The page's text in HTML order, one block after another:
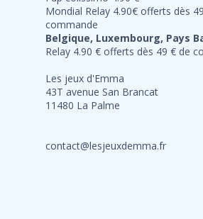
Mondial Relay 4.90€ offerts dès
commande
Belgique, Luxembourg, Pays
Relay 4.90 € offerts dès 49 € de
Les jeux d'Emma
43T avenue San Brancat
11480 La Palme
contact@lesjeuxdemma.fr